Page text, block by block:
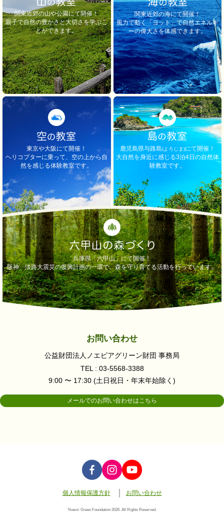
関東近郊の山や公園にて開催！
親子で自然の豊かさと大切さを学ぶこ
とができます。
関東近郊の海にて開催！
風力で動く「ヨット」で自然エネルギ
ーの偉大さを体感できます。
東京や大阪にて開催！
ヘリコプターに乗って、空の上から自
然を感じる体験教室です。
鹿児島県与路島(よろじま)にて開催！
大自然を身近に感じる3泊4日の自然体
験教室です。
兵庫県「六甲山」にて開催！
阪神、淡路大震災の復興計画の一環で、森を守り育てる活動を行っています。
お問い合わせ
公益財団法人ノエビアグリーン財団 事務局
TEL : 03-5568-3388
9:00 〜 17:30 (土日祝日・年末年始除く)
メールでのお問い合わせはこちら
個人情報保護方針 お問い合わせ
Noevir Green Foundation 2026 All Rights Reserved.